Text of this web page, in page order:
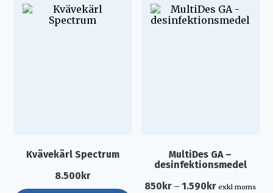
Kvävekärl Spectrum
8.500 kr
MultiDes GA –
desinfektionsmedel
850 kr – 1.590 kr exkl moms